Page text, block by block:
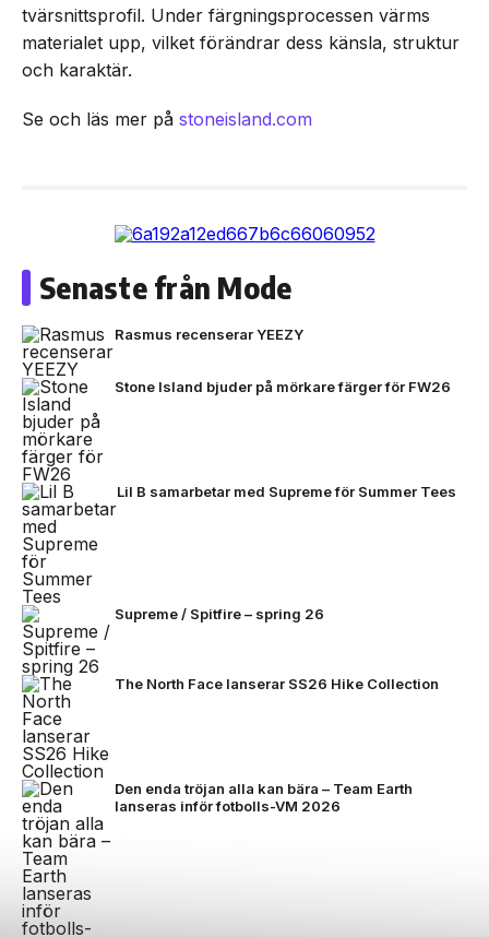
tvärsnittsprofil. Under färgningsprocessen värms
materialet upp, vilket förändrar dess känsla, struktur
och karaktär.
Se och läs mer på stoneisland.com
Senaste från Mode
Rasmus recenserar YEEZY
Stone Island bjuder på mörkare färger för FW26
Lil B samarbetar med Supreme för Summer Tees
Supreme / Spitfire – spring 26
The North Face lanserar SS26 Hike Collection
Den enda tröjan alla kan bära – Team Earth
lanseras inför fotbolls-VM 2026